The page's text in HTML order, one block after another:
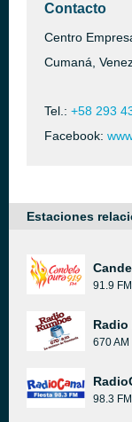
Contacto
Centro
Cumaná,
Tel.: +58 293
Facebook:
Estaciones
91.9 FM
Radio
670 AM
98.3 FM